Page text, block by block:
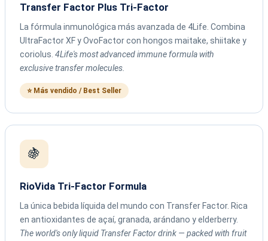
Transfer Factor Plus Tri-Factor
La fórmula inmunológica más avanzada de 4Life. Combina
UltraFactor XF y OvoFactor con hongos maitake, shiitake y
coriolus. 4Life's most advanced immune formula with
exclusive transfer molecules.
⭐ Más vendido / Best Seller
🍇
RioVida Tri-Factor Formula
La única bebida líquida del mundo con Transfer Factor. Rica
en antioxidantes de açaí, granada, arándano y elderberry.
The world's only liquid Transfer Factor drink — packed with fruit